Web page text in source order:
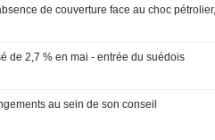
de couverture face au choc pétrolier,
de 2,7 % en mai - entrée du suédois
au sein de son conseil